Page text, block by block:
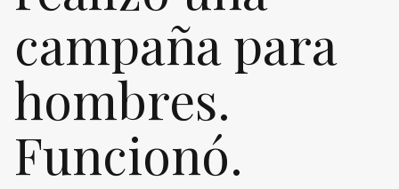
campaña para
hombres.
Funcionó.